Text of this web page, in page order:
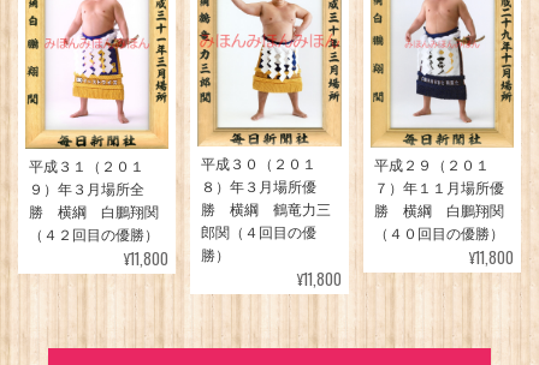
平成３１（２０１
９）年３月場所全
勝 横綱 白鵬翔関
（４２回目の優勝）
¥11,800
平成３０（２０１
８）年３月場所優
勝 横綱 鶴竜力三
郎関（４回目の優
勝）
¥11,800
平成２９（２０１
７）年１１月場所優
勝 横綱 白鵬翔関
（４０回目の優勝）
¥11,800